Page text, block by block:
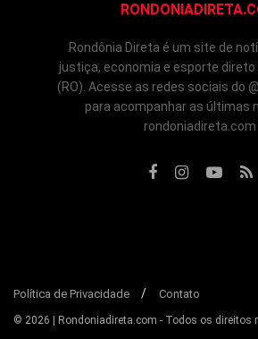
Rondônia Direta é um site de
justiça, economia e esporte direto
(RO). Acesse as redes sociais do
para acompanhar as últimas
rondoniadireta.com
Política de Privacidade Contato
© 2026 | Rondoniadireta.com - Todos os direitos